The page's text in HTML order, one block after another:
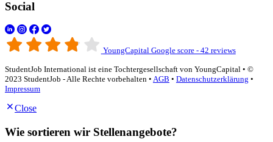
Social
YoungCapital Google score - 42 reviews
StudentJob International ist eine Tochtergesellschaft von YoungCapital • ©
2023 StudentJob - Alle Rechte vorbehalten • AGB • Datenschutzerklärung •
Impressum
Close
Wie sortieren wir Stellenangebote?